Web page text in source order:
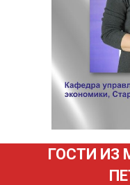
ГОСТИ ИЗ